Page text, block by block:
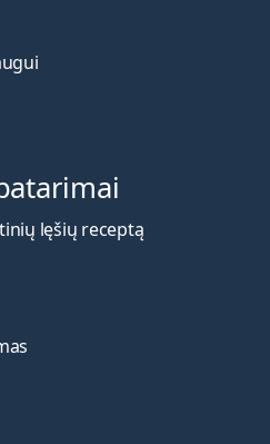
lęšių receptą